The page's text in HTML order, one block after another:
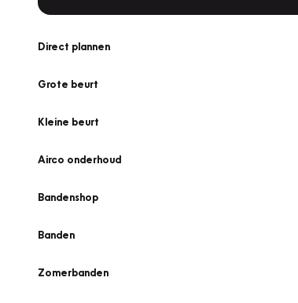
Direct plannen
Grote beurt
Kleine beurt
Airco onderhoud
Bandenshop
Banden
Zomerbanden